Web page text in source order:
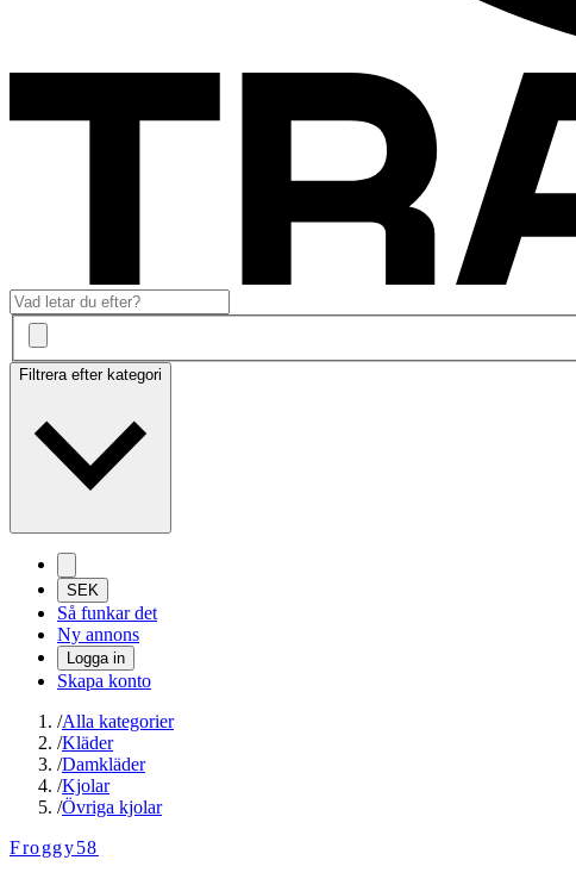
Filtrera efter kategori
SEK
Så funkar det
Ny annons
Logga in
Skapa konto
/Alla kategorier
/Kläder
/Damkläder
/Kjolar
/Övriga kjolar
Froggy58